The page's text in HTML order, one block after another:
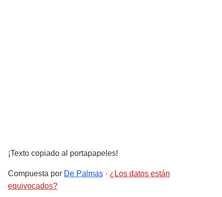
¡Texto copiado al portapapeles!
Compuesta por De Palmas · ¿Los datos están
equivocados?